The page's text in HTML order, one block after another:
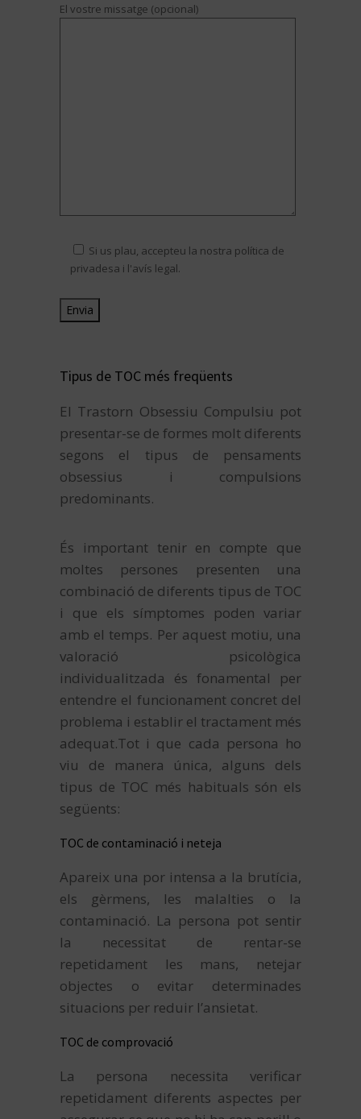
El vostre missatge (opcional)
Si us plau, accepteu la nostra política de
privadesa i l'avís legal.
Tipus de TOC més freqüents
El Trastorn Obsessiu Compulsiu pot
presentar-se de formes molt diferents
segons el tipus de pensaments
obsessius i compulsions
predominants.
És important tenir en compte que
moltes persones presenten una
combinació de diferents tipus de TOC
i que els símptomes poden variar
amb el temps. Per aquest motiu, una
valoració psicològica
individualitzada és fonamental per
entendre el funcionament concret del
problema i establir el tractament més
adequat.Tot i que cada persona ho
viu de manera única, alguns dels
tipus de TOC més habituals són els
següents:
TOC de contaminació i neteja
Apareix una por intensa a la brutícia,
els gèrmens, les malalties o la
contaminació. La persona pot sentir
la necessitat de rentar-se
repetidament les mans, netejar
objectes o evitar determinades
situacions per reduir l’ansietat.
TOC de comprovació
La persona necessita verificar
repetidament diferents aspectes per